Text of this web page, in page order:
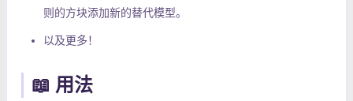
则的方块添加新的替代模型。
以及更多！
📖 用法